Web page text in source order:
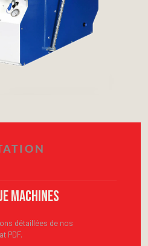
machines
détaillées de nos
PDF.